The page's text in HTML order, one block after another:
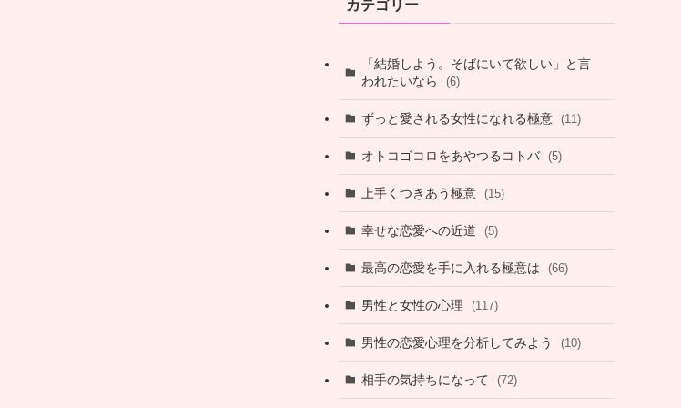
カテゴリー
「結婚しよう。そばにいて欲しい」と言
われたいなら
(6)
ずっと愛される女性になれる極意 (11)
オトコゴコロをあやつるコトバ (5)
上手くつきあう極意 (15)
幸せな恋愛への近道 (5)
最高の恋愛を手に入れる極意は (66)
男性と女性の心理 (117)
男性の恋愛心理を分析してみよう (10)
相手の気持ちになって (72)